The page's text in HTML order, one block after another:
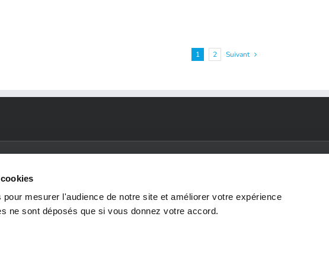
mesurer l'audience de notre site et améliorer votre expérience
ne sont déposés que si vous donnez votre accord.
1 2 Suivant
SECTEURS
ENVIRONNEMENTS